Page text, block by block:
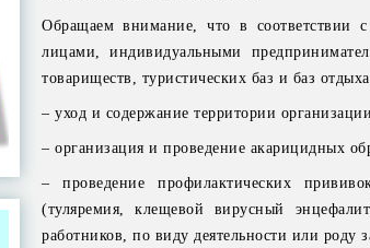
Обращаем внимание, что в соответствии с
лицами, индивидуальными
товариществ, туристических баз и баз
– уход и содержание территории
– организация и проведение акарицидных
– проведение профилактических
(туляремия, клещевой вирусный
работников, по виду деятельности или роду